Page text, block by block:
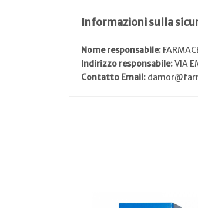
Informazioni sulla
Nome responsabile:
Indirizzo responsabile:VIA
Contatto Email: